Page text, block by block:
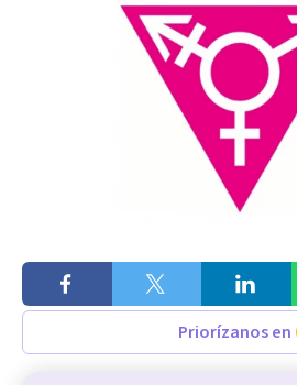
Priorízanos en